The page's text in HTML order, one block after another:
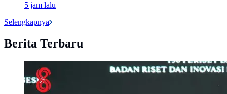
5 jam lalu
Selengkapnya
Berita Terbaru